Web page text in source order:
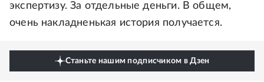
экспертизу. За отдельные деньги. В общем,
очень накладненькая история получается.
Станьте нашим подписчиком в Дзен